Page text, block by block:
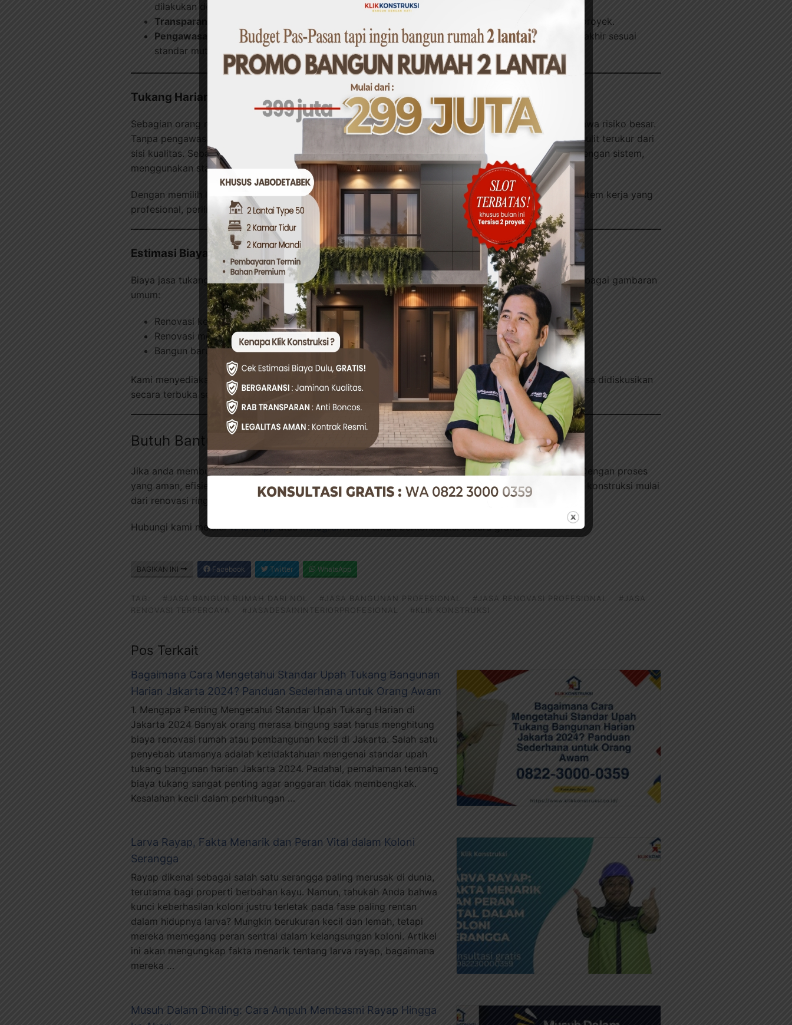
dilakukan dengan presisi.
Transparansi Biaya:
Estimasi harga diberikan sejak awal, tanpa ada biaya tersembunyi di akhir proyek.
Pengawasan Proyek yang Ketat:Setiap proyek diawasi oleh mandor berpengalaman agar hasil akhir sesuai
standar mutu.
Tukang Harian vs Tukang dari Perusahaan: Apa Bedanya?
Sebagian orang masih memilih tukang harian karena biayanya lebih murah. Namun, metode ini membawa risiko besar.
Tanpa pengawasan dan SOP kerja yang jelas, hasil pekerjaan bisa tidak konsisten, rentan molor, dan sulit terukur dari
sisi kualitas. Sebaliknya, kami menawarkan layanan tukang bangunan dari perusahaan yang bekerja dengan sistem,
menggunakan standar material tertentu, dan menyediakan laporan progres proyek secara rutin.
Dengan memilih layanan kami, Anda tidak hanya membayar tenaga kerja, tetapi juga mendapatkan sistem kerja yang
profesional, perlindungan terhadap kerusakan, serta jaminan mutu.
Estimasi Biaya Jasa Tukang Bangunan Bekasi Barat
Biaya jasa tukang bangunan sangat tergantung pada jenis proyek dan tingkat kesulitannya. Namun sebagai gambaran
umum:
Renovasi kecil mulai dariRp 150.000 – Rp 250.000/m²
Renovasi menengahRp 350.000 – Rp 500.000/m²
Bangun baru bisa mulai dariRp 2.500.000 – Rp 4.000.000/m² , tergantung spesifikasi material.
Kami menyediakan opsi kerja borongan dan harian, tergantung pada kebutuhan Anda. Semua biaya bisa didiskusikan
secara terbuka sejak awal agar tidak ada kesalahpahaman.
Butuh Bantuan Profesional untuk Proyek Anda?
Jika anda membutuhkan jasa tukang bangunan yang terpercaya, timKlik Konstruksisiap membantu. Dengan proses
yang aman, efisien, dan bergaransi. Berbasis di Bogor, namun kami siap melayani berbagai kebutuhan konstruksi mulai
dari renovasi ringan hingga pembangunan total dari nol.
Hubungi kami melaluiWhatsAppatauInstagramkami untuk berkonsulatsi secara gratis.
BAGIKAN INI Facebook Twitter WhatsApp
TAG: #JASA BANGUN RUMAH DARI NOL #JASA BANGUNAN PROFESIONAL #JASA RENOVASI PROFESIONAL
#JASA
RENOVASI TERPERCAYA
#JASADESAININTERIORPROFESIONAL #KLIK KONSTRUKSI
Pos Terkait
Bagaimana Cara Mengetahui Standar Upah Tukang Bangunan
Harian Jakarta 2024? Panduan Sederhana untuk Orang Awam
1. Mengapa Penting Mengetahui Standar Upah Tukang Harian di
Jakarta 2024 Banyak orang merasa bingung saat harus menghitung
biaya renovasi rumah atau pembangunan kecil di Jakarta. Salah satu
penyebab utamanya adalah ketidaktahuan mengenai standar upah
tukang bangunan harian Jakarta 2024. Padahal, pemahaman tentang
biaya tukang sangat penting agar anggaran tidak membengkak.
Kesalahan kecil dalam perhitungan …
Larva Rayap, Fakta Menarik dan Peran Vital dalam Koloni
Serangga
Rayap dikenal sebagai salah satu serangga paling merusak di dunia,
terutama bagi properti berbahan kayu. Namun, tahukah Anda bahwa
kunci keberhasilan koloni justru terletak pada fase paling rentan
dalam hidupnya larva? Mungkin berukuran kecil dan lemah, tetapi
mereka memegang peran sentral dalam kelangsungan koloni. Artikel
ini akan mengungkap fakta menarik tentang larva rayap, bagaimana
mereka …
Musuh Dalam Dinding: Cara Ampuh Membasmi Rayap Hingga